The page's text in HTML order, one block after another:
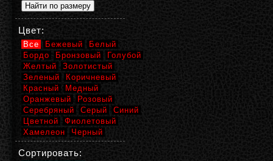
Цвет:
Все Бежевый
Белый
Бордо
Бронзовый
Голубой
Желтый
Золотистый
Зеленый
Коричневый
Красный
Медный
Оранжевый
Розовый
Серебряный
Серый
Синий
Цветной
Фиолетовый
Хамелеон
Черный
Сортировать: